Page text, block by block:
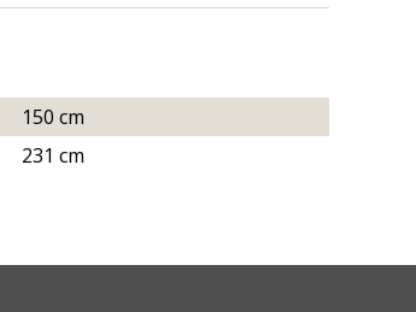
150 cm
231 cm